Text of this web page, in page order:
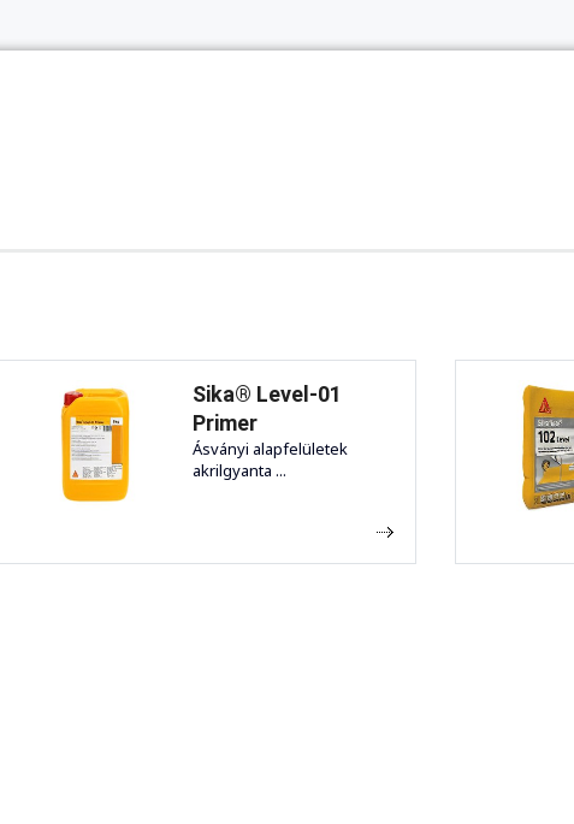
Sika® Level-01
Primer
Ásványi alapfelületek
akrilgyanta ...